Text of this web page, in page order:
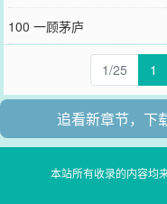
100 一顾茅庐
1/25 1
追看新章节，下
本站所有收录的内容均